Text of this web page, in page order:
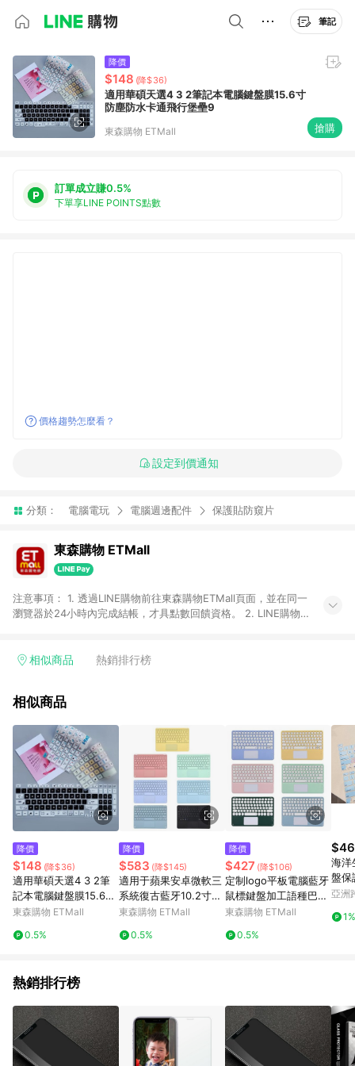
筆記
降價
$148 (降$36)
適用華碩天選4 3 2筆記本電腦鍵盤膜15.6寸
防塵防水卡通飛行堡壘9
東森購物 ETMall 搶購
訂單成立賺0.5%
下單享LINE POINTS點數
價格趨勢怎麼看？
設定到價通知
分類： 電腦電玩 電腦週邊配件 保護貼防窺片
東森購物 ETMall
注意事項： 1. 透過LINE購物前往東森購物ETMall頁面，並在同一
瀏覽器於24小時內完成結帳，才具點數回饋資格。 2. LINE購物
單，皆不在點數回饋範圍內。 3. 如購買以下類別商品，將無法獲
球嚴選、商城、專案商品、「草莓網」全館商品。 4. 如取消訂
回饋。 5. 點數回饋會扣除所有折扣優惠後之最終發票金額計算，
實際回饋請依LINE購物通知為主。 6. 訂單如有使用東森購物
ETMall站內之折扣優惠(包含但不限於東森幣、樂透金、東森現金
券等)，不具點數回饋資格。詳細請依東森購物ETMall之結帳頁面
顯示為準。 7. LINE購物設有「單一商品最高回饋點數」機制(特
殊活動時開放「回饋無上限」)，以同一訂單中同一商品不論件數
計算，並依訂單成立時間當下LINE購物所設定的回饋機制為準。
如顯示之商品規格、顏色、價位、贈品與東森購物ETMall銷售網
頁不符，以銷售網頁標示為準。 9. 若有贈點爭議，請務必於訂單
日期+180天以內至LINE購物客服洽詢；若超過180天(含)以上進
行申訴，恕無法贈點回饋。 10. 部分點數紅包僅限指定商品使
用，或不適用於無回饋商品。各點數紅包之適用商品與使用條件
請依點數紅包頁面規則為準。
相似商品 熱銷排行榜
相似商品
降價
$148 (降$36)
適用華碩天選4 3 2筆
記本電腦鍵盤膜15.6寸
防塵防水卡通飛行堡壘
東森購物 ETMall
0.5%
降價
$583 (降$145)
適用于蘋果安卓微軟三
系統復古藍牙10.2寸多
彩觸控9.7 11鍵盤
東森購物 ETMall
0.5%
降價
$427 (降$106)
定制logo平板電腦藍牙
鼠標鍵盤加工語種巴西
班牙意大利法俄泰德語
東森購物 ETMall
0.5%
海洋
盤保
亞洲
1%
熱銷排行榜